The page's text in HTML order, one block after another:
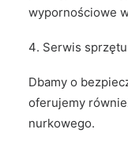
wypornościowe
Serwis
Dbamy o
oferujemy
nurkowego.